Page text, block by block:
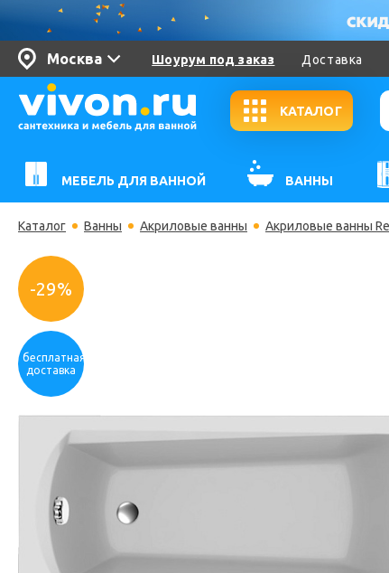
Москва Шоурум под заказ Доставка
КАТАЛОГ
МЕБЕЛЬ ДЛЯ ВАННОЙ ВАННЫ
Каталог Ванны Акриловые ванны Акриловые ванны
-29%
бесплатная
доставка